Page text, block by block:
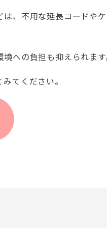
、不用な延長コードや
への負担も抑えられま
てください。